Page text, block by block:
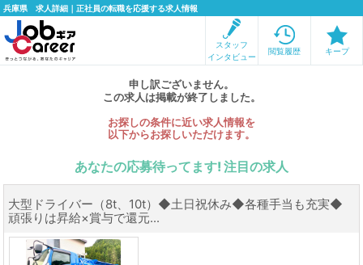
兵庫県 求人詳細｜正社員の転職を応援する求人情報
スタッフ
インタビュー
閲覧履歴 キープ
申し訳ございません。
この求人は掲載が終了しました。
お探しの条件に近い求人情報を
以下からお探しいただけます。
あなたの応募待ってます! 注目の求人
大型ドライバー（8t、10t）◆土日祝休み◆各種手当も充実◆
頑張りは昇給×賞与で還元...